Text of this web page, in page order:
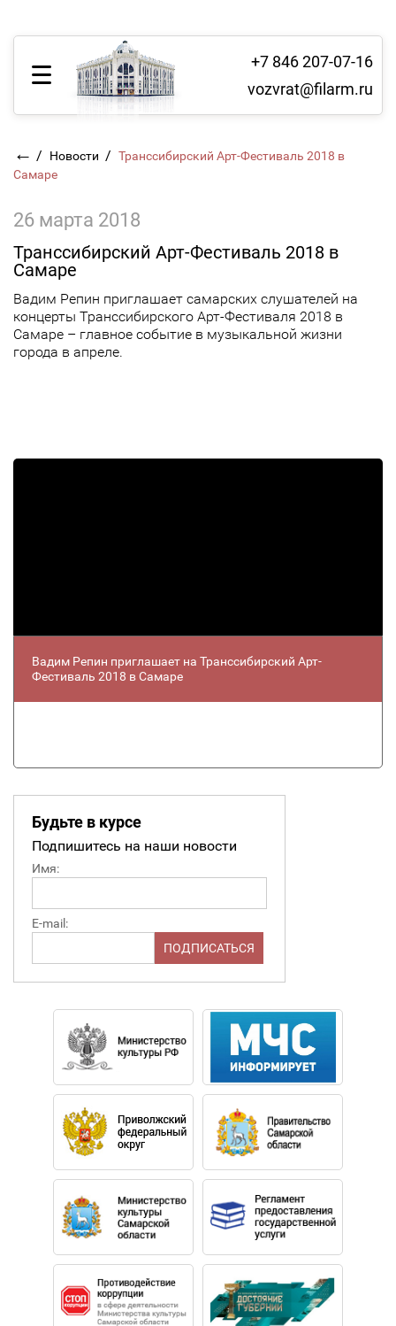
+7 846 207-07-16
vozvrat@filarm.ru
← / Новости / Транссибирский Арт-Фестиваль 2018 в
Самаре
26 марта 2018
Транссибирский Арт-Фестиваль 2018 в
Самаре
Вадим Репин приглашает самарских слушателей на
концерты Транссибирского Арт-Фестиваля 2018 в
Самаре – главное событие в музыкальной жизни
города в апреле.
Вадим Репин приглашает на Транссибирский Арт-
Фестиваль 2018 в Самаре
Будьте в курсе
Подпишитесь на наши новости
Имя:
E-mail: